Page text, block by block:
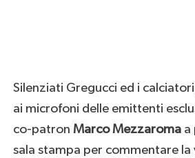
Silenziati Gregucci ed i
ai microfoni delle emittenti
co-patron Marco Mezzaromaa
sala stampa per commentare